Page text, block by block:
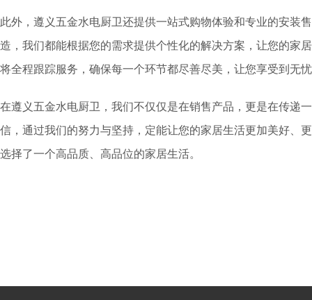
此外，遵义五金水电厨卫还提供一站式购物体验和专业的安装
造，我们都能根据您的需求提供个性化的解决方案，让您的家
将全程跟踪服务，确保每一个环节都尽善尽美，让您享受到无
在遵义五金水电厨卫，我们不仅仅是在销售产品，更是在传递
信，通过我们的努力与坚持，定能让您的家居生活更加美好、
选择了一个高品质、高品位的家居生活。